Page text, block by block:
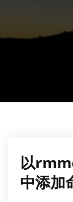
以
中添加